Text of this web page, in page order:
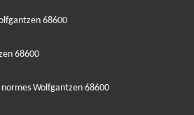
68600
68600
Wolfgantzen 68600